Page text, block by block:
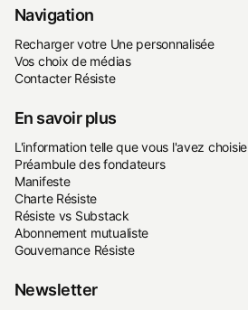
Navigation
Recharger votre Une personnalisée
Vos choix de médias
Contacter Résiste
En savoir plus
L'information telle que vous l'avez choisie
Préambule des fondateurs
Manifeste
Charte Résiste
Résiste vs Substack
Abonnement mutualiste
Gouvernance Résiste
Newsletter